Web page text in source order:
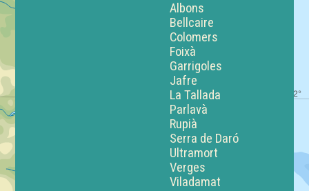
Albons
Bellcaire
Colomers
Foixà
Garrigoles
Jafre
La Tallada
Parlavà
Rupià
Serra de Daró
Ultramort
Verges
Viladamat